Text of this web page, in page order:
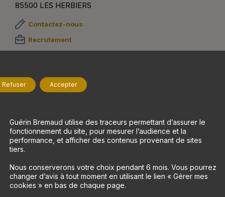
85500 LES HERBIERS
Contactez-nous
Recrutement
Maisons bois
Rénovation
Agencement intérieur
Aménagements extérieurs
Qui sommes-nous ?
Réalisations
FAQ
Guérin Bremaud utilise des traceurs permettant d’assurer le
fonctionnement du site, pour mesurer l’audience et la
performance, et afficher des contenus provenant de sites
tiers.
Nous conserverons votre choix pendant 6 mois. Vous pourrez
changer d’avis à tout moment en utilisant le lien « Gérer mes
cookies » en bas de chaque page.
Accepter
Refuser